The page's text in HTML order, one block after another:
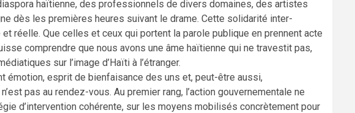
haïtienne, des professionnels de divers domaines, des artistes
dès les premières heures suivant le drame. Cette solidarité inter-
réelle. Que celles et ceux qui portent la parole publique en prennent acte
comprendre que nous avons une âme haïtienne qui ne travestit pas,
sur l’image d’Haïti à l’étranger.
émotion, esprit de bienfaisance des uns et, peut-être aussi,
pas au rendez-vous. Au premier rang, l’action gouvernementale ne
d’intervention cohérente, sur les moyens mobilisés concrètement pour